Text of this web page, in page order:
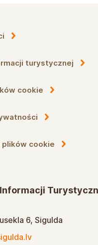
turystycznej
cookie
plików cookie
6, Sigulda